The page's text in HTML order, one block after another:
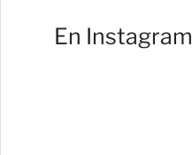
En Instagram